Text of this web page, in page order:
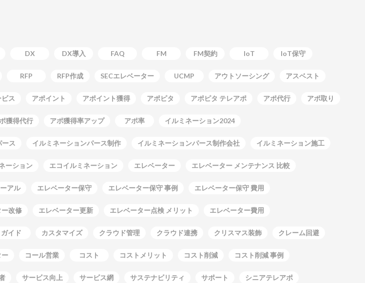
DX DX導入 FAQ FM FM契約 IoT IoT保守
RFP RFP作成 SECエレベーター UCMP アウトソーシング アスベスト
ス アポイント アポイント獲得 アポピタ アポピタ テレアポ アポ代行 アポ取り
獲得代行 アポ獲得率アップ アポ率 イルミネーション2024
ス イルミネーションパース制作 イルミネーションパース制作会社 イルミネーション施工
ーション エコイルミネーション エレベーター エレベーター メンテナンス 比較
アル エレベーター保守 エレベーター保守 事例 エレベーター保守 費用
改修 エレベーター更新 エレベーター点検 メリット エレベーター費用
ガイド カスタマイズ クラウド管理 クラウド連携 クリスマス装飾 クレーム回避
ー コール営業 コスト コストメリット コスト削減 コスト削減 事例
サービス向上 サービス網 サステナビリティ サポート シニアテレアポ